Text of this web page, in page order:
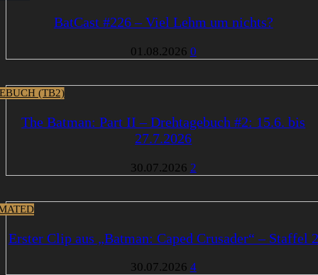
BatCast #226 – Viel Lehm um nichts?
01.08.2026 0
(TB2)
The Batman: Part II – Drehtagebuch #2: 15.6. bis
27.7.2026
30.07.2026 2
Erster Clip aus „Batman: Caped Crusader“ – Staffel 2
30.07.2026 4